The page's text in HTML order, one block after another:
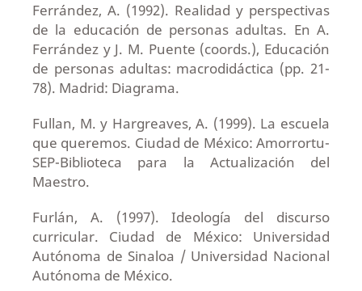
Ferrández, A. (1992). Realidad y perspectivas
de la educación de personas adultas. En A.
Ferrández y J. M. Puente (coords.), Educación
de personas adultas: macrodidáctica (pp. 21-
78). Madrid: Diagrama.
Fullan, M. y Hargreaves, A. (1999). La escuela
que queremos. Ciudad de México: Amorrortu-
SEP-Biblioteca para la Actualización del
Maestro.
Furlán, A. (1997). Ideología del discurso
curricular. Ciudad de México: Universidad
Autónoma de Sinaloa / Universidad Nacional
Autónoma de México.